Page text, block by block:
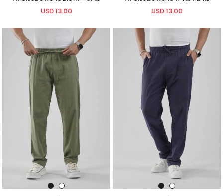
USD 13.00 USD 13.00